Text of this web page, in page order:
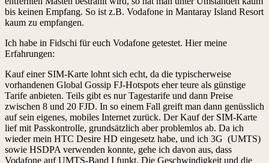
bis keinen Empfang. So ist z.B. Vodafone in Mantaray Island Resort
kaum zu empfangen.
Ich habe in Fidschi für euch Vodafone getestet. Hier meine
Erfahrungen:
Kauf einer SIM-Karte lohnt sich echt, da die typischerweise
vorhandenen Global Gossip FJ-Hotspots eher teure als günstige
Tarife anbieten. Teils gibt es nur Tagestarife und dann Preise
zwischen 8 und 20 FJD. In so einem Fall greift man dann genüsslich
auf sein eigenes, mobiles Internet zurück. Der Kauf der SIM-Karte
lief mit Passkontrolle, grundsätzlich aber problemlos ab. Da ich
wieder mein HTC Desire HD eingesetz habe, und ich 3G (UMTS)
sowie HSDPA verwenden konnte, gehe ich davon aus, dass
Vodafone auf UMTS-Band I funkt. Die Geschwindigkeit und die